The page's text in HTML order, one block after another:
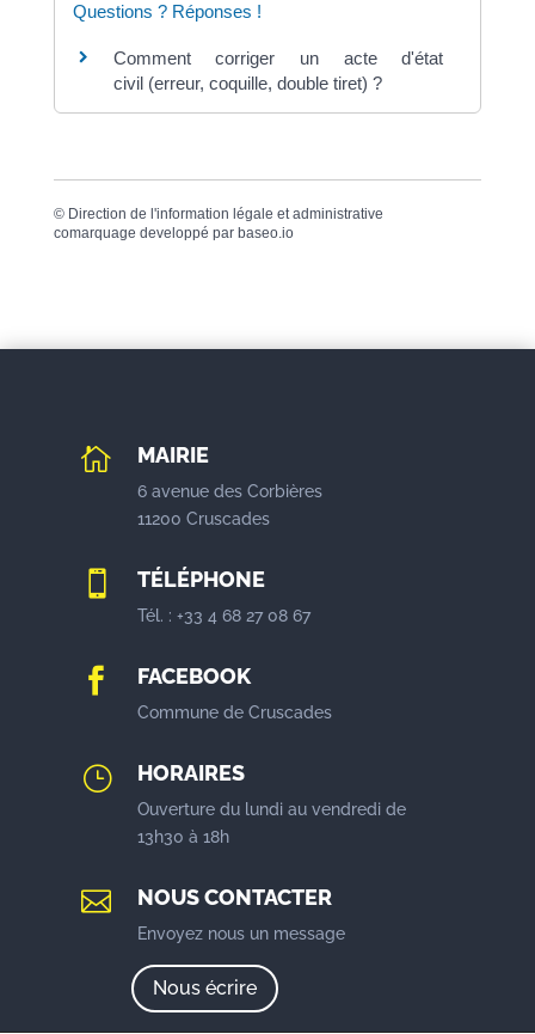
Questions ? Réponses !
Comment corriger un acte d'état
civil (erreur, coquille, double tiret) ?
© Direction de l'information légale et administrative
comarquage developpé par baseo.io
 MAIRIE
6 avenue des Corbières
11200 Cruscades
 TÉLÉPHONE
Tél. : +33 4 68 27 08 67
 FACEBOOK
Commune de Cruscades
} HORAIRES
Ouverture du lundi au vendredi de
13h30 à 18h
 NOUS CONTACTER
Envoyez nous un message
Nous écrire